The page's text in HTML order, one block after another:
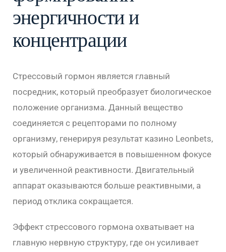
энергичности и
концентрации
Стрессовый гормон является главный
посредник, который преобразует биологическое
положение организма. Данный вещество
соединяется с рецепторами по полному
организму, генерируя результат казино Leonbets,
который обнаруживается в повышенном фокусе
и увеличенной реактивности. Двигательный
аппарат оказываются больше реактивными, а
период отклика сокращается.
Эффект стрессового гормона охватывает на
главную нервную структуру, где он усиливает